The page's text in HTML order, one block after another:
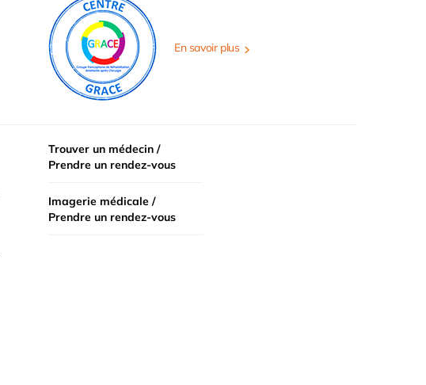
En savoir plus
Trouver un médecin /
Prendre un rendez-vous
Imagerie médicale /
Prendre un rendez-vous